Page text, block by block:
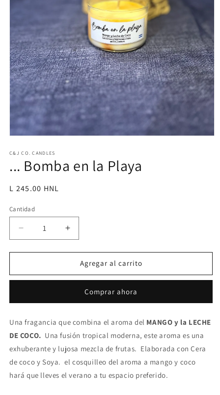
multimedia
en
modal
C&J CO. CANDLES
... Bomba en la Playa
Precio
L 245.00 HNL
Cantidad
Reducir
cantidad
para
Bomba
Playa
Aumentar
cantidad
para
Bomba
Playa
Agregar al carrito
Comprar ahora
Una fragancia que combina el aroma del MANGO y la LECHE
DE COCO. Una fusión tropical moderna, este aroma es una
exhuberante y lujosa mezcla de frutas. Elaborada con Cera
de coco y Soya. el cosquilleo del aroma a mango y coco
hará que lleves el verano a tu espacio preferido.